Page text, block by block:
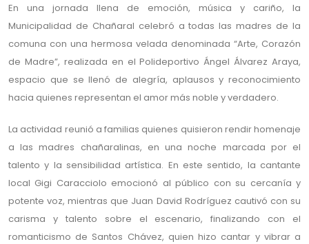
En una jornada llena de emoción, música y cariño, la
Municipalidad de Chañaral celebró a todas las madres de la
comuna con una hermosa velada denominada “Arte, Corazón
de Madre”, realizada en el Polideportivo Ángel Álvarez Araya,
espacio que se llenó de alegría, aplausos y reconocimiento
hacia quienes representan el amor más noble y verdadero.
La actividad reunió a familias quienes quisieron rendir homenaje
a las madres chañaralinas, en una noche marcada por el
talento y la sensibilidad artística. En este sentido, la cantante
local Gigi Caracciolo emocionó al público con su cercanía y
potente voz, mientras que Juan David Rodríguez cautivó con su
carisma y talento sobre el escenario, finalizando con el
romanticismo de Santos Chávez, quien hizo cantar y vibrar a